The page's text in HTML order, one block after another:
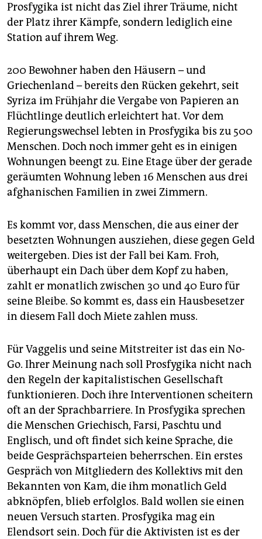
Prosfygika ist nicht das Ziel ihrer Träume, nicht
der Platz ihrer Kämpfe, sondern lediglich eine
Station auf ihrem Weg.
200 Bewohner haben den Häusern – und
Griechenland – bereits den Rücken gekehrt, seit
Syriza im Frühjahr die Vergabe von Papieren an
Flüchtlinge deutlich erleichtert hat. Vor dem
Regierungswechsel lebten in Prosfygika bis zu 500
Menschen. Doch noch immer geht es in einigen
Wohnungen beengt zu. Eine Etage über der gerade
geräumten Wohnung leben 16 Menschen aus drei
afghanischen Familien in zwei Zimmern.
Es kommt vor, dass Menschen, die aus einer der
besetzten Wohnungen ausziehen, diese gegen Geld
weitergeben. Dies ist der Fall bei Kam. Froh,
überhaupt ein Dach über dem Kopf zu haben,
zahlt er monatlich zwischen 30 und 40 Euro für
seine Bleibe. So kommt es, dass ein Hausbesetzer
in diesem Fall doch Miete zahlen muss.
Für Vaggelis und seine Mitstreiter ist das ein No-
Go. Ihrer Meinung nach soll Prosfygika nicht nach
den Regeln der kapitalistischen Gesellschaft
funktionieren. Doch ihre Interventionen scheitern
oft an der Sprachbarriere. In Prosfygika sprechen
die Menschen Griechisch, Farsi, Paschtu und
Englisch, und oft findet sich keine Sprache, die
beide Gesprächsparteien beherrschen. Ein erstes
Gespräch von Mitgliedern des Kollektivs mit den
Bekannten von Kam, die ihm monatlich Geld
abknöpfen, blieb erfolglos. Bald wollen sie einen
neuen Versuch starten. Prosfygika mag ein
Elendsort sein. Doch für die Aktivisten ist es der